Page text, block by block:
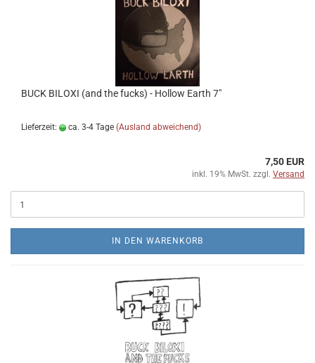
BUCK BILOXI (and the fucks) - Hollow Earth 7"
Lieferzeit: ca. 3-4 Tage (Ausland abweichend)
7,50 EUR
inkl. 19% MwSt. zzgl. Versand
IN DEN WARENKORB